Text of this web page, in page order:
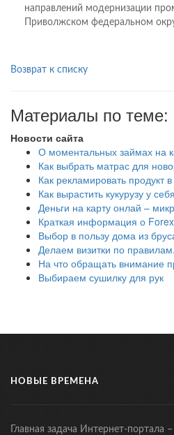
направлений модернизации
Приволжском федеральном
Возврат к списку
Материалы по теме:
Новости сайта
О моментальных займах на
Как выбрать матрас для
Как рекламировать продукт
Как вырастить кукурузу у
Деньги на карту онлай –
Краткая информация о
Выбор в пользу дома из
Делаем визитки по правилам.
На что обращать внимание
Выбираем сушилку для рук
НОВЫЕ ВРЕМЕНА
Главная задача Интернет-портала